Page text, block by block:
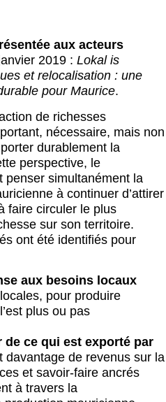
aux acteurs
2019 : Lokal is
et relocalisation : une
pour Maurice.
de richesses
nécessaire, mais non
durablement la
perspective, le
penser simultanément la
à continuer d’attirer
faire circuler le plus
sur son territoire.
ont été identifiés pour
aux besoins locaux
pour produire
plus ou pas
de ce qui est exporté par
davantage de revenus sur la
et savoir-faire ancrés
à travers la